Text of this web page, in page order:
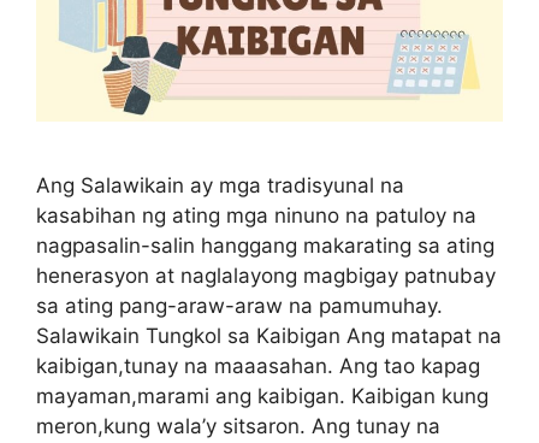
Ang Salawikain ay mga tradisyunal na
kasabihan ng ating mga ninuno na patuloy na
nagpasalin-salin hanggang makarating sa ating
henerasyon at naglalayong magbigay patnubay
sa ating pang-araw-araw na pamumuhay.
Salawikain Tungkol sa Kaibigan Ang matapat na
kaibigan,tunay na maaasahan. Ang tao kapag
mayaman,marami ang kaibigan. Kaibigan kung
meron,kung wala’y sitsaron. Ang tunay na